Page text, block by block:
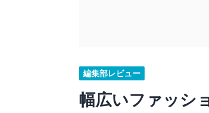
編集部レビュー
幅広いファッシ